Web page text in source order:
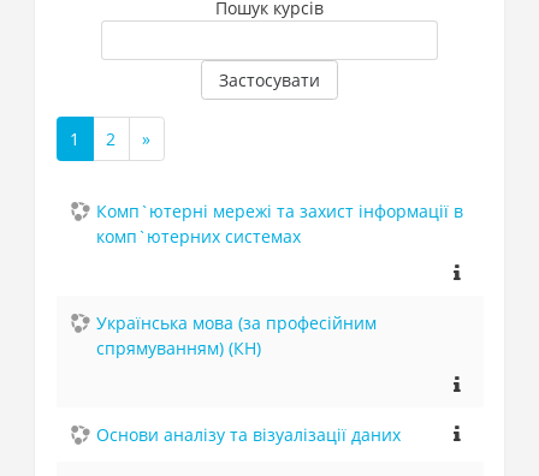
Пошук курсів
Застосувати
1
(поточний)
2
»
Далі
Комп`ютерні мережі та захист інформації в
комп`ютерних системах
Українська мова (за професійним
спрямуванням) (КН)
Основи аналізу та візуалізації даних